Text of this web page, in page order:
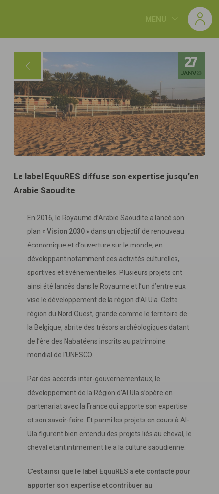
MENU
27
JANV23
Le label EquuRES diffuse son expertise jusqu’en
Arabie Saoudite
En 2016, le Royaume d’Arabie Saoudite a lancé son
plan « Vision 2030 » dans un objectif de renouveau
économique et d’ouverture sur le monde, en
développant notamment des activités culturelles,
sportives et événementielles. Plusieurs projets ont
ainsi été lancés dans le Royaume et l’un d’entre eux
vise le développement de la région d’Al Ula. Cette
région du Nord Ouest, grande comme le territoire de
la Belgique, abrite des trésors archéologiques datant
de l’ère des Nabatéens inscrits au patrimoine
mondial de l’UNESCO.
Par des accords inter-gouvernementaux, le
développement de la Région d’Al Ula s’opère en
partenariat avec la France qui apporte son expertise
et son savoir-faire. Et parmi les projets en cours à Al-
Ula figurent bien entendu des projets liés au cheval, le
cheval étant intimement lié à la culture saoudienne.
C’est ainsi que le label EquuRES a été contacté pour
apporter son expertise et contribuer au